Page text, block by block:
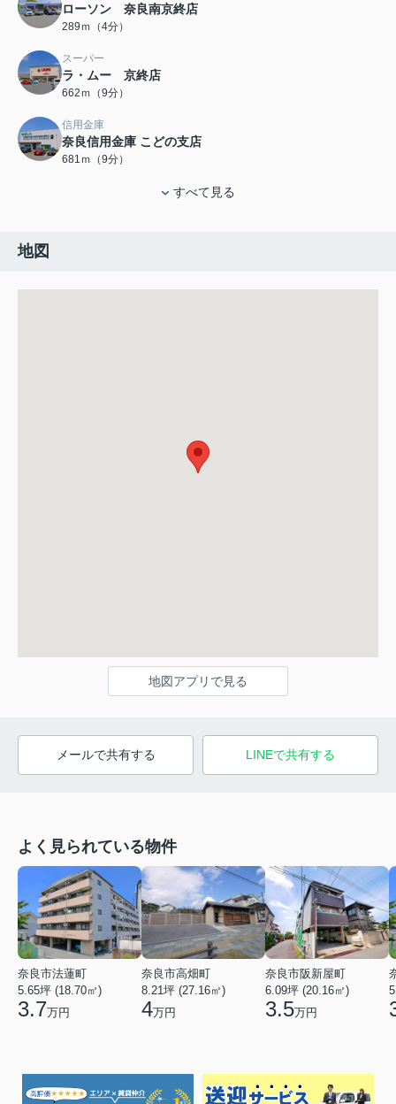
ローソン 奈良南京終店
289ｍ（4分）
スーパー
ラ・ムー 京終店
662ｍ（9分）
信用金庫
奈良信用金庫 こどの支店
681ｍ（9分）
すべて見る
地図
地図アプリで見る
メールで共有する LINEで共有する
よく見られている物件
奈良市法蓮町
5.65坪 (18.70㎡)
3.7万円
奈良市高畑町
8.21坪 (27.16㎡)
4万円
奈良市阪新屋町
6.09坪 (20.16㎡)
3.5万円